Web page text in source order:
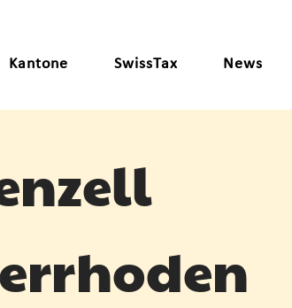
Kantone SwissTax News